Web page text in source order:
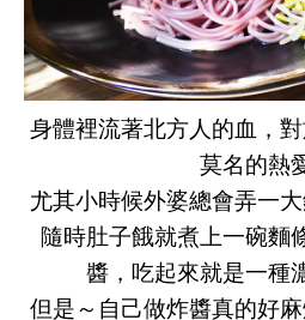
身體裡流著北方人的血，
莫名的熱
尤其小時候外婆總會弄一
隨時肚子餓就煮上一碗麵
醬，吃起來就是一種
但是～自己做炸醬真的好